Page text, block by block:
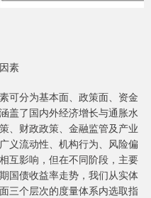
素
分为基本面、政策面、资金
盖了国内外经济增长与通胀水
、财政政策、金融监管及产业
义流动性、机构行为、风险偏
互影响，但在不同阶段，主要
国债收益率走势，我们从实体
三个层次的度量体系内选取指